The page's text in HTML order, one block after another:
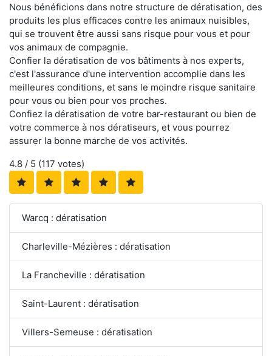
Nous bénéficions dans notre structure de dératisation, des
produits les plus efficaces contre les animaux nuisibles,
qui se trouvent être aussi sans risque pour vous et pour
vos animaux de compagnie.
Confier la dératisation de vos bâtiments à nos experts,
c'est l'assurance d'une intervention accomplie dans les
meilleures conditions, et sans le moindre risque sanitaire
pour vous ou bien pour vos proches.
Confiez la dératisation de votre bar-restaurant ou bien de
votre commerce à nos dératiseurs, et vous pourrez
assurer la bonne marche de vos activités.
4.8 / 5 (117 votes)
Warcq : dératisation
Charleville-Mézières : dératisation
La Francheville : dératisation
Saint-Laurent : dératisation
Villers-Semeuse : dératisation